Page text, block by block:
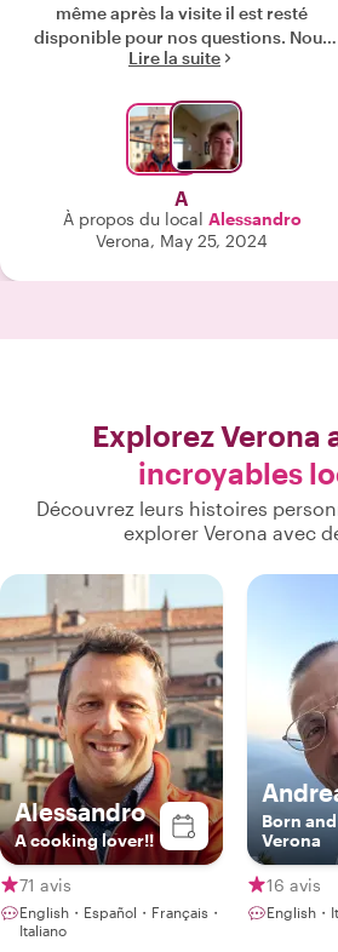
même après la visite il est resté
disponible pour nos questions. Nous
l'avons déjà recommandé à des gens
d’autres tours! "
Lire la suite
A
À propos du local Alessandro
Verona, May 25, 2024
Explorez Verona
incroyables
Découvrez leurs histoires
explorer Verona avec
Alessandro
A cooking lover!!
71 avis
English・Español・Français・
Italiano
Born
Verona
16 avis
English・